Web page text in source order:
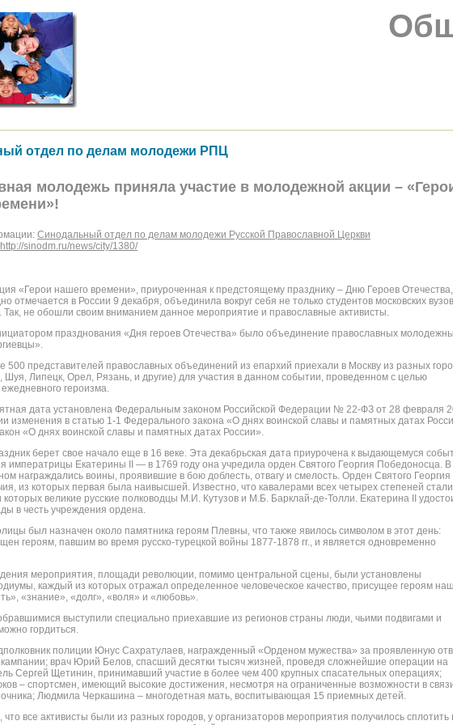
отдел по делам молодежи РПЦ
молодежь приняла участие в молодежной акции –
Синодальный отдел по делам молодежи Русской Православной Церкви
http://sinodm.ru/news/city/1380/
«Герои нашего времени», приуроченная к предстоящему празднику – Дню Героев Отечества,
отмечается в России 9 декабря, объединила вокруг себя не только студентов московских
Так, не обошли своим вниманием данное мероприятие и православные активисты.
празднования «Дня героев Отечества» было объединение православных
500 представителей православных объединений из епархий приехали в Москву из разных
, Шуя, Липецк, Орел, Рязань, и другие) для участия в данном событии, проведенном с целью
героизма.
дата установлена Федеральным законом Российской Федерации № 22-ФЗ от 28 февраля
изменения в статью 1-1 Федерального закона «О днях воинской славы и памятных датах
«О днях воинской славы и памятных датах России».
берет свое начало еще в 16 веке. Эта декабрьская дата приурочена к выдающемуся
императрицы Екатерины II — в 1769 году она учредила орден Святого Георгия Победоносца. В
награждались воины, проявившие в бою доблесть, отвагу и смелость. Орден Святого
из которых первая была наивысшей. Известно, что кавалерами всех четырех степеней
которых великие русские полководцы М.И. Кутузов и М.Б. Барклай-де-Толли. Екатерина II
в честь учреждения ордена.
был назначен около памятника героям Плевны, что также явилось символом в этот день:
героям, павшим во время русско-турецкой войны 1877-1878 гг., и является одновременно
мероприятия, площади революции, помимо центральной сцены, были установлены
каждый из которых отражал определенное человеческое качество, присущее героям
«знание», «долг», «воля» и «любовь».
выступили специально приехавшие из регионов страны люди, чьими подвигами и
гордиться.
полиции Юнус Сахратулаев, награжденный «Орденом мужества» за проявленную
кампании; врач Юрий Белов, спасший десятки тысяч жизней, проведя сложнейшие операции на
Сергей Щетинин, принимавший участие в более чем 400 крупных спасательных операциях;
– спортсмен, имеющий высокие достижения, несмотря на ограниченные возможности в
Людмила Черкашина – многодетная мать, воспитывающая 15 приемных детей.
что все активисты были из разных городов, у организаторов мероприятия получилось сплотить